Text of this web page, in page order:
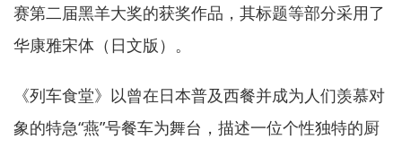
赛第二届黑羊大奖的获奖作品，其标题等部分采用了
华康雅宋体（日文版） 。
《列车食堂》以曾在日本普及西餐并成为人们羡慕对
象的特急“燕”号餐车为舞台，描述一位个性独特的厨